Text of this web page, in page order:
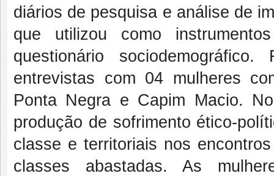
diários de pesquisa e análise de
que utilizou como
questionário
entrevistas com 04 mulheres
Ponta Negra e Capim Macio.
produção de sofrimento ético-
classe e territoriais nos
classes abastadas. As